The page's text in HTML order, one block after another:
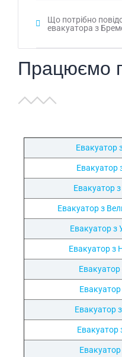
Що потрібно
евакуатора з
Працюємо
Евакуатор
Евакуатор
Евакуатор з
Евакуатор з
Евакуатор з
Евакуатор з
Евакуатор
Евакуатор
Евакуатор з
Евакуатор
Евакуатор